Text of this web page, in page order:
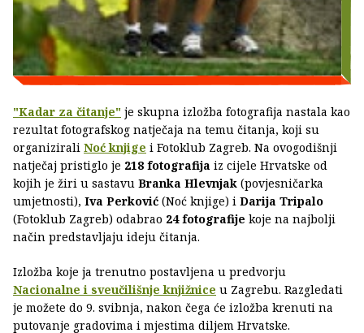
"Kadar za čitanje" je skupna izložba fotografija nastala kao
rezultat fotografskog natječaja na temu čitanja, koji su
organizirali Noć knjige i Fotoklub Zagreb. Na ovogodišnji
natječaj pristiglo je 218 fotografija iz cijele Hrvatske od
kojih je žiri u sastavu Branka Hlevnjak (povjesničarka
umjetnosti), Iva Perković (Noć knjige) i Darija Tripalo
(Fotoklub Zagreb) odabrao 24 fotografije koje na najbolji
način predstavljaju ideju čitanja.
Izložba koje ja trenutno postavljena u predvorju
Nacionalne i sveučilišnje knjižnice u Zagrebu. Razgledati
je možete do 9. svibnja, nakon čega će izložba krenuti na
putovanje gradovima i mjestima diljem Hrvatske.